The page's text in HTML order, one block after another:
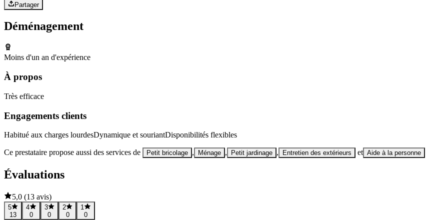
Partager
Déménagement
Moins d'un an d'expérience
À propos
Très efficace
Engagements clients
Habitué aux charges lourdesDynamique et souriantDisponibilités flexibles
Ce prestataire propose aussi des services de Petit bricolage , Ménage , Petit jardinage , Entretien des extérieurs et Aide à la personne
Évaluations
5,0 (13 avis)
5
13
4
0
3
0
2
0
1
0